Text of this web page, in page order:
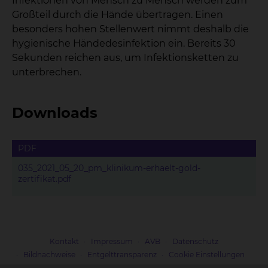
Großteil durch die Hände übertragen. Einen
besonders hohen Stellenwert nimmt deshalb die
hygienische Händedesinfektion ein. Bereits 30
Sekunden reichen aus, um Infektionsketten zu
unterbrechen.
Downloads
PDF
035_2021_05_20_pm_klinikum-erhaelt-gold-
zertifikat.pdf
Kontakt Impressum AVB
Datenschutz
Bildnachweise
Entgelttransparenz Cookie Einstellungen